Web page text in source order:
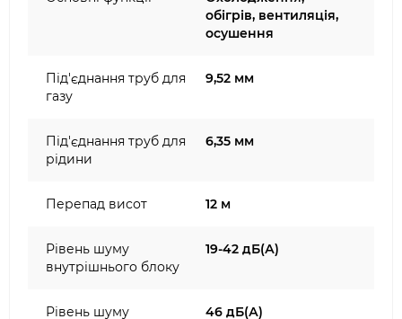
обігрів, вентиляція,
осушення
Під'єднання труб для
газу
9,52 мм
Під'єднання труб для
рідини
6,35 мм
Перепад висот 12 м
Рівень шуму
внутрішнього блоку
19-42 дБ(А)
Рівень шуму 46 дБ(А)